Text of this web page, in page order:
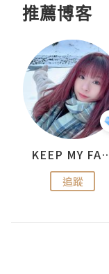
推薦博客
KEEP
追蹤